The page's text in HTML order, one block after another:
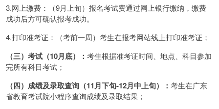
3.网上缴费：（9月上旬）报名考试费通过网上银行缴纳，缴费
成功后方可确认报考成功。
4.打印准考证：（考前一周）考生在报考网站线上打印准考证；
（三）考试（10月底）： 考生根据准考证时间、地点、科目参加
完所有科目考试；
（四）成绩及录取查询（11月下旬-12月中上旬）： 考生在广东
省教育考试院小程序查询成绩及录取结果；